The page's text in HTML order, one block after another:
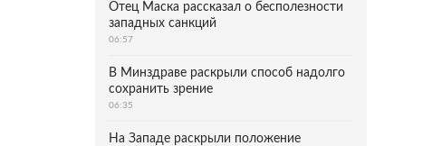
Отец Маска рассказал о бесполезности
западных санкций
06:57
В Минздраве раскрыли способ надолго
сохранить зрение
06:35
На Западе раскрыли положение